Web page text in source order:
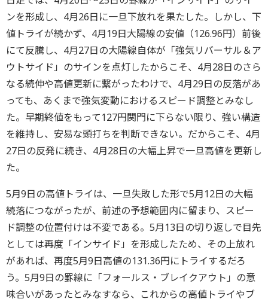
ンを形成し、4月26日に一旦下放れを果たした。しかし、下
値トライが続かず、4月19日大陽線の安値（126.96円）前後
にて反騰し、4月27日の大陽線自体が「強気リバーサル＆ア
ウトサイド」のサインを点灯したからこそ、4月28日のさら
なる続伸や高値更新に繋がったわけで、4月29日の反落があ
っても、あくまで強気変動におけるスピード調整とみなし
た。早期終値をもって127円関門に下らない限り、強い構造
を維持し、安易な頭打ちを判断できない。だからこそ、4月
27日の反発に続き、4月28日の大幅上昇で一旦高値を更新し
た。
5月9日の高値トライは、一旦失敗した形で5月12日の大幅
続落につながったが、前述の予想範囲内に留まり、スピー
ド調整の位置付けは不変である。5月13日の切り返しで目先
としては再度「インサイド」を形成したため、その上放れ
があれば、再度5月9日高値の131.36円にトライするだろ
う。5月9日の罫線に「フォールス・ブレイクアウト」の意
味合いがあったとみなすなら、これからの高値トライやブ